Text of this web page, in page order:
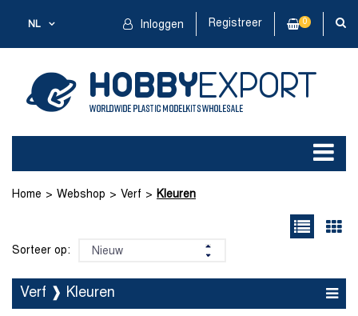
NL Inloggen Registreer 0
Home Webshop Verf Kleuren
Sorteer op:
Verf ❱ Kleuren